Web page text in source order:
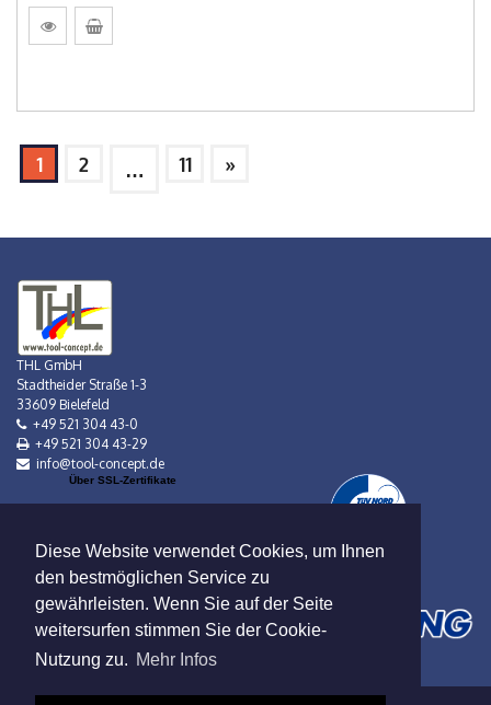
Diese Website verwendet Cookies, um Ihnen
den bestmöglichen Service zu
gewährleisten. Wenn Sie auf der Seite
weitersurfen stimmen Sie der Cookie-
Nutzung zu. Mehr Infos
1 2 … 11 »
THL GmbH
Stadtheider Straße 1-3
33609 Bielefeld
+49 521 304 43-0
+49 521 304 43-29
info@tool-concept.de
Über SSL-Zertifikate